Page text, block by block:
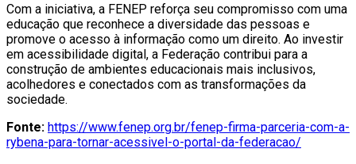
Com a iniciativa, a FENEP reforça seu compromisso com uma
educação que reconhece a diversidade das pessoas e
promove o acesso à informação como um direito. Ao investir
em acessibilidade digital, a Federação contribui para a
construção de ambientes educacionais mais inclusivos,
acolhedores e conectados com as transformações da
sociedade.
Fonte: https://www.fenep.org.br/fenep-firma-parceria-com-a-
rybena-para-tornar-acessivel-o-portal-da-federacao/